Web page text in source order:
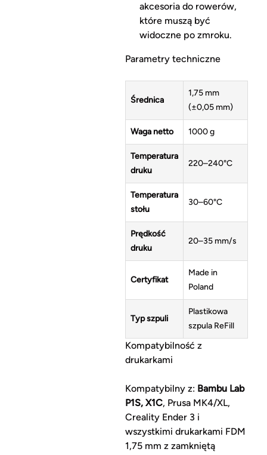
akcesoria do rowerów,
które muszą być
widoczne po zmroku.
Parametry techniczne
Średnica
1,75 mm
(±0,05 mm)
Waga netto 1000 g
Temperatura
druku
220–240°C
Temperatura
stołu
30–60°C
Prędkość
druku
20–35 mm/s
Certyfikat
Made in
Poland
Typ szpuli
Plastikowa
szpula ReFill
Kompatybilność z
drukarkami
Kompatybilny z: Bambu Lab
P1S, X1C, Prusa MK4/XL,
Creality Ender 3 i
wszystkimi drukarkami FDM
1,75 mm z zamkniętą